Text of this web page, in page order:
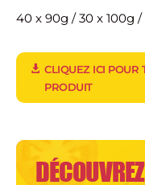
40 x 90g / 30 x 100g /
CLIQUEZ ICI POUR
PRODUIT